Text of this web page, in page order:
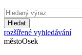
Hledat
rozšířené vyhledávání
městoOsek